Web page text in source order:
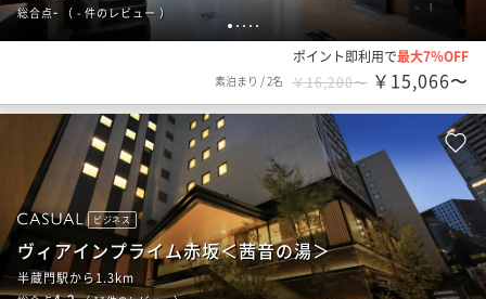
1 2 3 4 5
総合点- （ - 件のレビュー ）
ポイント即利用で最大7％OFF
素泊まり /2名 ￥16,200〜 ￥15,066〜
ビジネス
ヴィアインプライム赤坂＜茜音の湯＞
半蔵門駅から1.3km